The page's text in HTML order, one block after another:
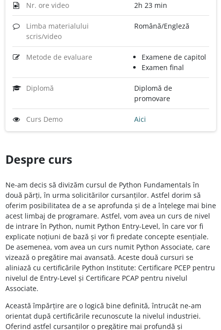
Nr. ore video 2h 23 min
Limba materialului
scris/video
Română/Engleză
Metode de evaluare
Examene de capitol
Examen final
Diplomă
Diplomă de
promovare
Curs Demo Aici
Despre curs
Ne-am decis să divizăm cursul de Python Fundamentals în
două părți, în urma solicitărilor cursanților. Astfel dorim să
oferim posibilitatea de a se aprofunda și de a înțelege mai bine
acest limbaj de programare. Astfel, vom avea un curs de nivel
de intrare în Python, numit Python Entry-Level, în care vor fi
explicate noțiuni de bază și vor fi predate concepte esențiale.
De asemenea, vom avea un curs numit Python Associate, care
vizează o pregătire mai avansată. Aceste două cursuri se
aliniază cu certificările Python Institute: Certificare PCEP pentru
nivelul de Entry-Level și Certificare PCAP pentru nivelul
Associate.
Această împărțire are o logică bine definită, întrucât ne-am
orientat după certificările recunoscute la nivelul industriei.
Oferind astfel cursanților o pregătire mai profundă și